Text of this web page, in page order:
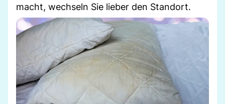
macht, wechseln Sie lieber den Standort.